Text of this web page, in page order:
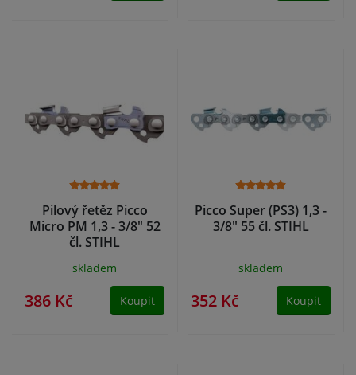
Pilový řetěz Picco
Micro PM 1,3 - 3/8" 52
čl. STIHL
skladem
386 Kč Koupit
Picco Super (PS3) 1,3 -
3/8" 55 čl. STIHL
skladem
352 Kč Koupit